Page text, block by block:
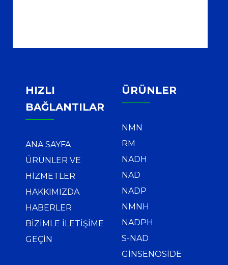
HIZLI
BAĞLANTILAR
ANA SAYFA
ÜRÜNLER VE
HIZMETLER
HAKKIMIZDA
HABERLER
BIZIMLE İLETIŞIME
GEÇIN
ÜRÜNLER
NMN
RM
NADH
NAD
NADP
NMNH
NADPH
S-NAD
GINSENOSIDE